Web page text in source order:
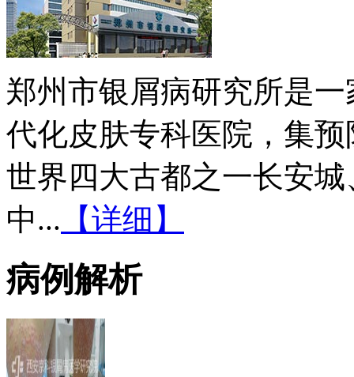
郑州市银屑病研究所是
代化皮肤专科医院，集
世界四大古都之一长安
中... 【详细】
病例解析